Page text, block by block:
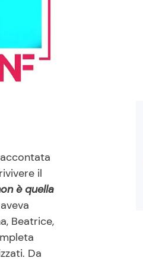
il
è quella
Beatrice,
Da